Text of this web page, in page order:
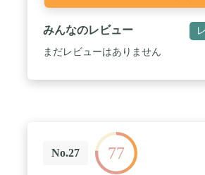
みんなのレビュー
まだレビューはありません
No.27 77